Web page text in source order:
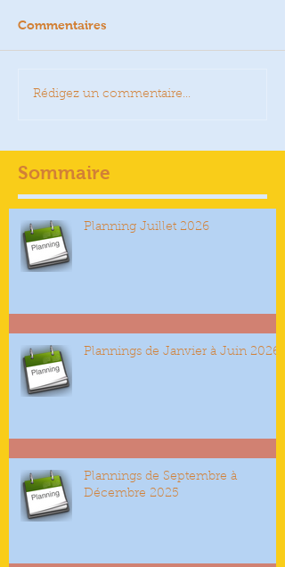
Commentaires
Rédigez un commentaire...
Sommaire
Planning Juillet 2026
Plannings de Janvier à Juin 2026
Plannings de Septembre à
Décembre 2025